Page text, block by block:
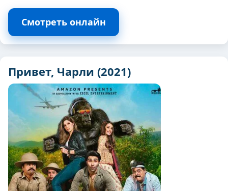
Смотреть онлайн
Привет, Чарли (2021)